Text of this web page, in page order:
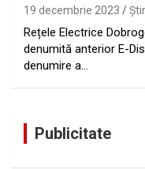
19 decembrie 2023
Rețele Electrice
denumită anterior E-
denumire a…
Publicitate